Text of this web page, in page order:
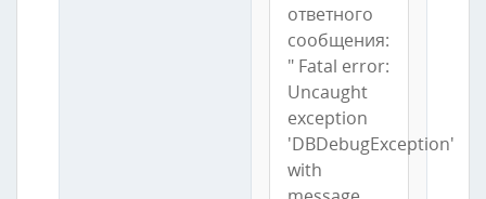
ответного
сообщения:
" Fatal error:
Uncaught
exception
'DBDebugException'
with